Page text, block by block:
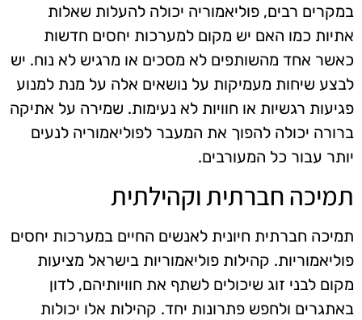
במקרים רבים, פוליאמוריה יכולה להעלות שאלות
אתיות כמו האם יש מקום למערכות יחסים חדשות
כאשר אחד מהשותפים לא מסכים או מרגיש לא נוח. יש
לבצע שיחות מעמיקות על נושאים אלה על מנת למנוע
פגיעות רגשיות או חוויות לא נעימות. שמירה על אתיקה
ברורה יכולה להפוך את המעבר לפוליאמוריה לנעים
יותר עבור כל המעורבים.
תמיכה חברתית וקהילתית
תמיכה חברתית חיונית לאנשים החיים במערכות יחסים
פוליאמוריות. קהילות פוליאמוריות בישראל מציעות
מקום לבני זוג שיכולים לשתף את חוויותיהם, לדון
באתגרים ולחפש פתרונות יחד. קהילות אלו יכולות